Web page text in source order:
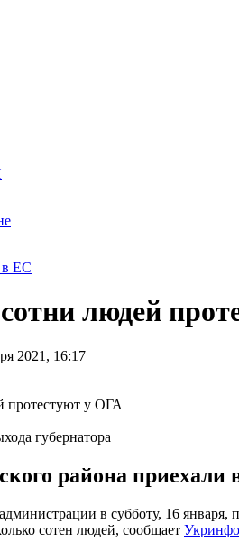
в ЕС
людей
2021, 16:17
губернатора
района приехали
в субботу, 16
сотен людей, сообщает